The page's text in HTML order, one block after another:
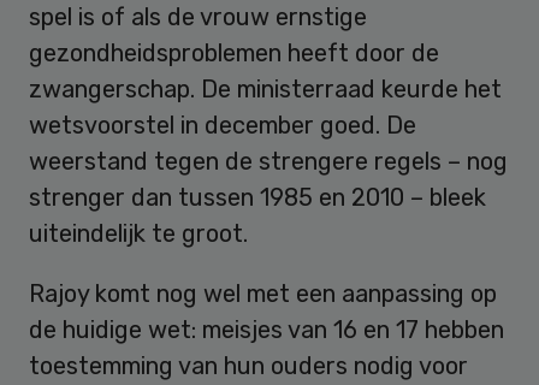
spel is of als de vrouw ernstige
gezondheidsproblemen heeft door de
zwangerschap. De ministerraad keurde het
wetsvoorstel in december goed. De
weerstand tegen de strengere regels – nog
strenger dan tussen 1985 en 2010 – bleek
uiteindelijk te groot.
Rajoy komt nog wel met een aanpassing op
de huidige wet: meisjes van 16 en 17 hebben
toestemming van hun ouders nodig voor